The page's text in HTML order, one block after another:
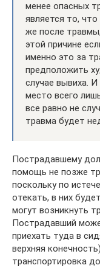
менее опасных
является то,
же после
этой причине
именно это за
предположить
случае вывиха.
место всего
все равно не
травма будет
Пострадавшему
помощь не позже
поскольку по
отекать, в них
могут возникнуть
Пострадавший
приехать туда в
верхняя
транспортировка